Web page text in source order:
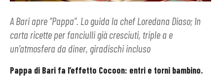
A Bari apre “Pappa”. Lo guida la chef Loredana Diaso; In
carta ricette per fanciulli già cresciuti, triple a e
un’atmosfera da diner, giradischi incluso
Pappa di Bari fa l’effetto Cocoon: entri e torni bambino.